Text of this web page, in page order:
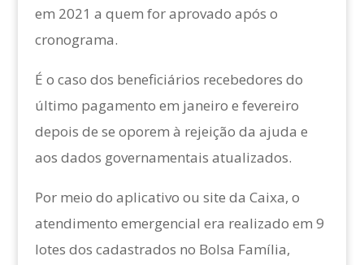
em 2021 a quem for aprovado após o
cronograma.
É o caso dos beneficiários recebedores do
último pagamento em janeiro e fevereiro
depois de se oporem à rejeição da ajuda e
aos dados governamentais atualizados.
Por meio do aplicativo ou site da Caixa, o
atendimento emergencial era realizado em 9
lotes dos cadastrados no Bolsa Família,